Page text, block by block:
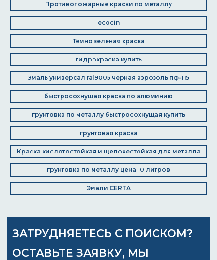
Противопожарные краски по металлу
ecocin
Темно зеленая краска
гидрокраска купить
Эмаль универсал ral9005 черная аэрозоль пф-115
быстросохнущая краска по алюминию
грунтовка по металлу быстросохнущая купить
грунтовая краска
Краска кислотостойкая и щелочестойкая для металла
грунтовка по металлу цена 10 литров
Эмали CERTA
ЗАТРУДНЯЕТЕСЬ С ПОИСКОМ?
ОСТАВЬТЕ ЗАЯВКУ, МЫ